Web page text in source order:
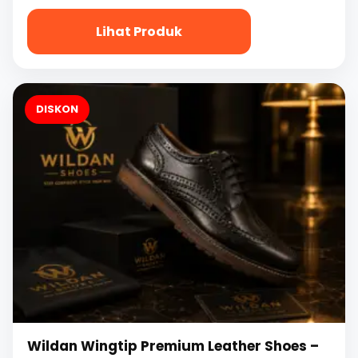
Rp
300.000.
190.000.
Lihat Produk
DISKON
Wildan Wingtip Premium Leather Shoes –